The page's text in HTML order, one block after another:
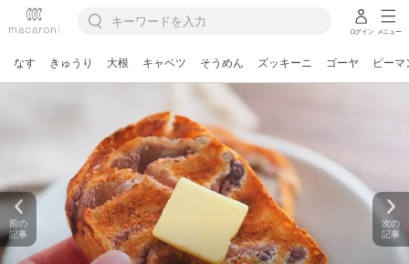
ログイン メニュー
なす きゅうり 大根 キャベツ そうめん ズッキーニ ゴーヤ ピーマ
前の
記事
次の
記事